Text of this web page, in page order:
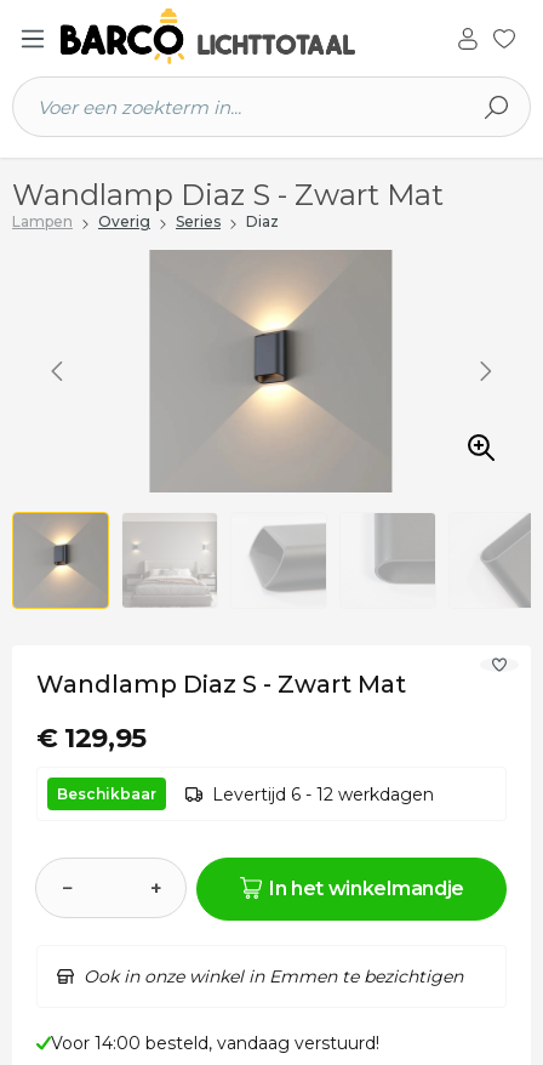
hoofdinhoud
Wandlamp Diaz S - Zwart Mat
Lampen Overig Series Diaz
Wandlamp Diaz S - Zwart Mat
€ 129,95
Beschikbaar Levertijd 6 - 12 werkdagen
− + In het winkelmandje
Ook in onze winkel in Emmen te bezichtigen
Voor 14:00 besteld, vandaag verstuurd!